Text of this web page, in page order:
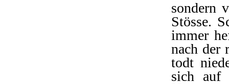
sondern
Stösse.
immer
nach der
todt
sich auf